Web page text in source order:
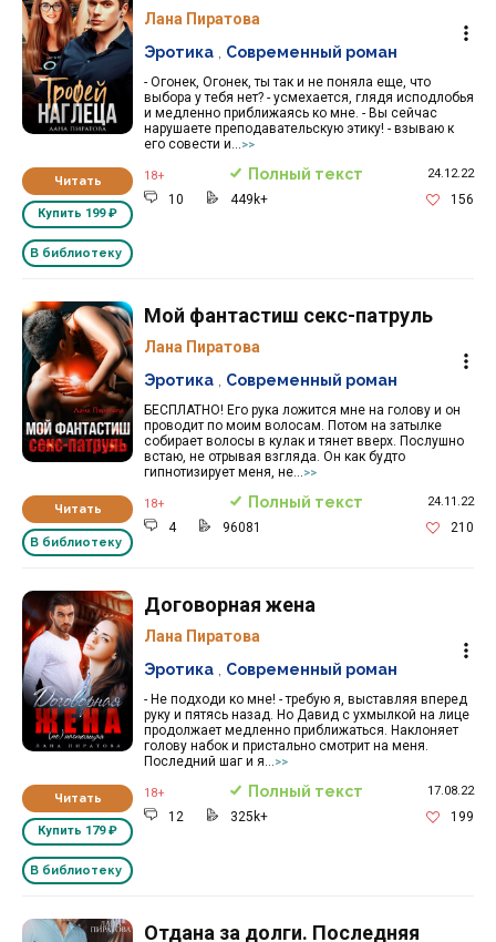
Читать
Купить 199 ₽
В библиотеку
Лана Пиратова
- Огонек, Огонек, ты так и не поняла еще, что
выбора у тебя нет? - усмехается, глядя исподлобья
и медленно приближаясь ко мне. - Вы сейчас
нарушаете преподавательскую этику! - взываю к
его совести и...
>>
Эротика Современный роман
18+ Полный текст 24.12.22
10 449k+ 156
Читать
В библиотеку
Мой фантастиш секс-патруль
Лана Пиратова
БЕСПЛАТНО! Его рука ложится мне на голову и он
проводит по моим волосам. Потом на затылке
собирает волосы в кулак и тянет вверх. Послушно
встаю, не отрывая взгляда. Он как будто
гипнотизирует меня, не...
>>
Эротика Современный роман
18+ Полный текст 24.11.22
4 96081 210
Читать
Купить 179 ₽
В библиотеку
Договорная жена
Лана Пиратова
- Не подходи ко мне! - требую я, выставляя вперед
руку и пятясь назад. Но Давид с ухмылкой на лице
продолжает медленно приближаться. Наклоняет
голову набок и пристально смотрит на меня.
Последний шаг и я...
>>
Эротика Современный роман
18+ Полный текст 17.08.22
12 325k+ 199
Отдана за долги. Последняя